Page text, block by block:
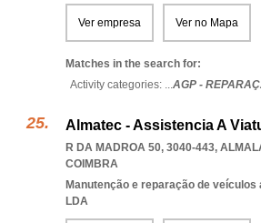
Ver empresa Ver no Mapa
Matches in the search for:
Activity categories: ...AGP -
Almatec - Assistencia A
R DA MADROA 50, 3040-443,
COIMBRA
Manutenção e reparação de veículos
LDA